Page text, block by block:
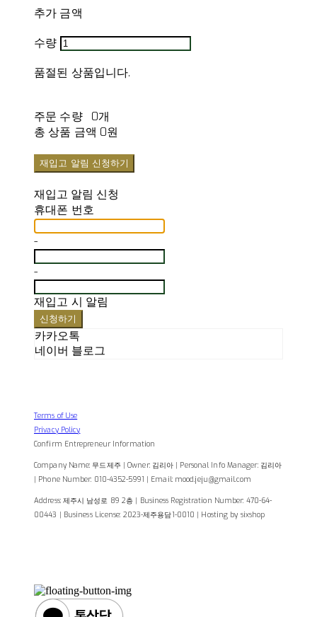
추가 금액
수량
품절된 상품입니다.
주문 수량
0개
총 상품 금액 0원
재입고 알림 신청하기
재입고 알림 신청
휴대폰 번호
-
-
재입고 시 알림
신청하기
카카오톡
네이버 블로그
Terms of Use
Privacy Policy
Confirm Entrepreneur Information
Company Name: 무드제주 | Owner: 김리아 | Personal Info Manager: 김리아
| Phone Number: 010-4352-5991 | Email: mood.jeju@gmail.com
Address: 제주시 남성로 89 2층 | Business Registration Number: 470-64-
00443 | Business License: 2023-제주용담1-0010 | Hosting by sixshop